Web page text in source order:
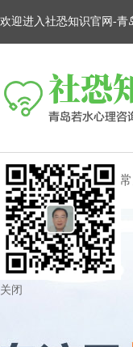
欢迎进入社恐知识官网-青
网站首页
关闭